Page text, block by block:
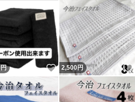
！
円 いいね！
2,500円